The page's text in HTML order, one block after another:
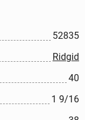
52835
Ridgid
40
1 9/16